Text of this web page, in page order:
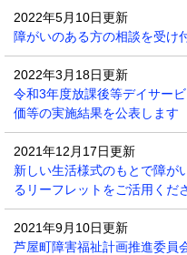
2022年5月10日更新
障がいのある方の相談を受け
2022年3月18日更新
令和3年度放課後等デイサー
価等の実施結果を公表します
2021年12月17日更新
新しい生活様式のもとで障が
るリーフレットをご活用くだ
2021年9月10日更新
芦屋町障害福祉計画推進委員